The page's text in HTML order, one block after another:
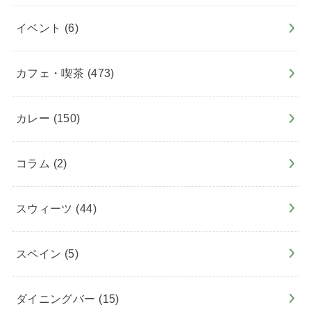
イベント (6)
カフェ・喫茶 (473)
カレー (150)
コラム (2)
スウィーツ (44)
スペイン (5)
ダイニングバー (15)